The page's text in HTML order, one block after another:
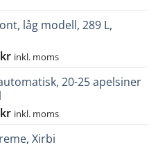
låg modell, 289 L,
krDet
priset
30
inkl. moms
20-25 apelsiner
krDet
priset
inkl. moms
Xirbi